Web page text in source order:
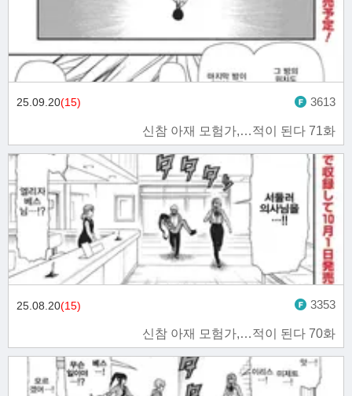
신참 아재 모험가,…적이 된다 71화
25.09.20(15) 3613
신참 아재 모험가,…적이 된다 70화
25.08.20(15) 3353